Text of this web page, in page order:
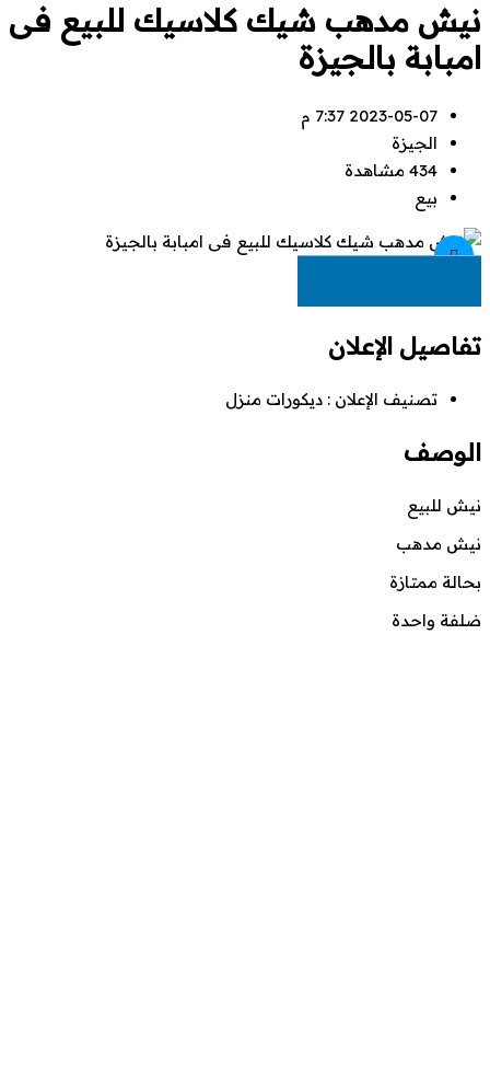
نيش مدهب شيك كلاسيك للبيع فى
امبابة بالجيزة
2023-05-07 7:37 م
الجيزة
434 مشاهدة
بيع
تفاصيل الإعلان
تصنيف الإعلان : ديكورات منزل
الوصف
نيش للبيع
نيش مدهب
بحالة ممتازة
ضلفة واحدة